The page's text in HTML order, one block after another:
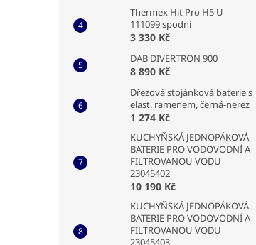
Thermex Hit Pro H5 U
111099 spodní
3 330 Kč
DAB DIVERTRON 900
8 890 Kč
Dřezová stojánková baterie s
elast. ramenem, černá-nerez
1 274 Kč
KUCHYŇSKÁ JEDNOPÁKOVÁ
BATERIE PRO VODOVODNÍ A
FILTROVANOU VODU
23045402
10 190 Kč
KUCHYŇSKÁ JEDNOPÁKOVÁ
BATERIE PRO VODOVODNÍ A
FILTROVANOU VODU
23045403